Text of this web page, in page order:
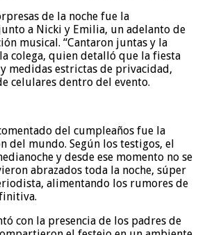
de la noche fue la
a Nicki y Emilia, un adelanto de
musical. “Cantaron juntas y la
colega, quien detalló que la fiesta
medidas estrictas de privacidad,
celulares dentro del evento.
del cumpleaños fue la
del mundo. Según los testigos, el
y desde ese momento no se
abrazados toda la noche, súper
alimentando los rumores de
con la presencia de los padres de